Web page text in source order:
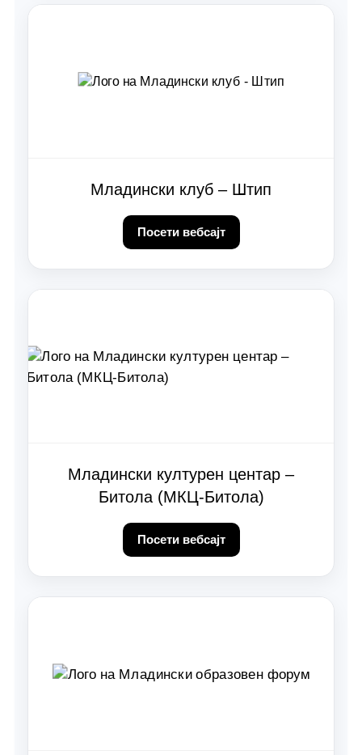
Младински клуб – Штип
Посети вебсајт
Младински културен центар –
Битола (МКЦ-Битола)
Посети вебсајт